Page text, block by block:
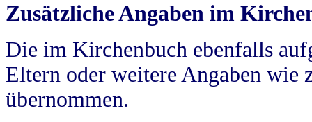
Zusätzliche Angaben im
Die im Kirchenbuch ebenfalls
Eltern oder weitere Angaben wie
übernommen.